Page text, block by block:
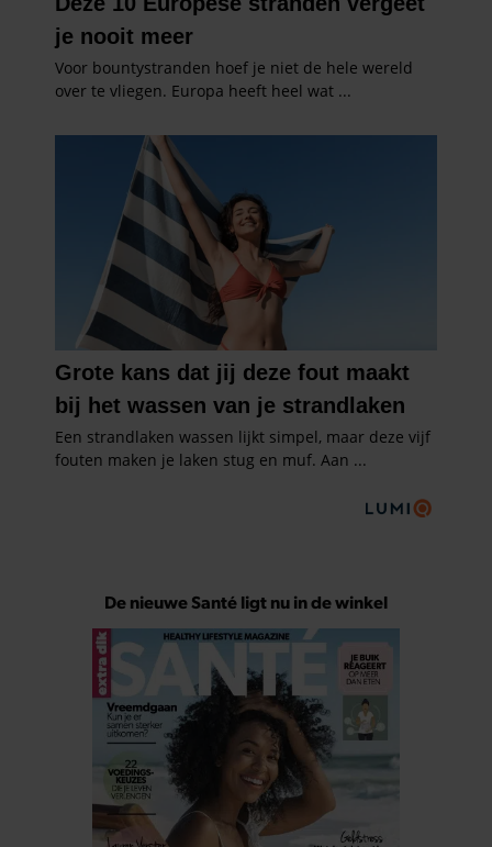
De nieuwe Santé ligt nu in de winkel